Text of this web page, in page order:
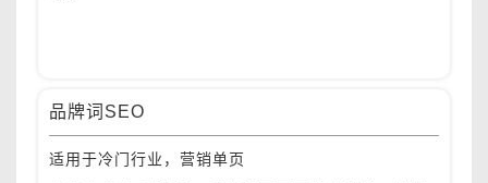
品牌词SEO
适用于冷门行业，营销单页